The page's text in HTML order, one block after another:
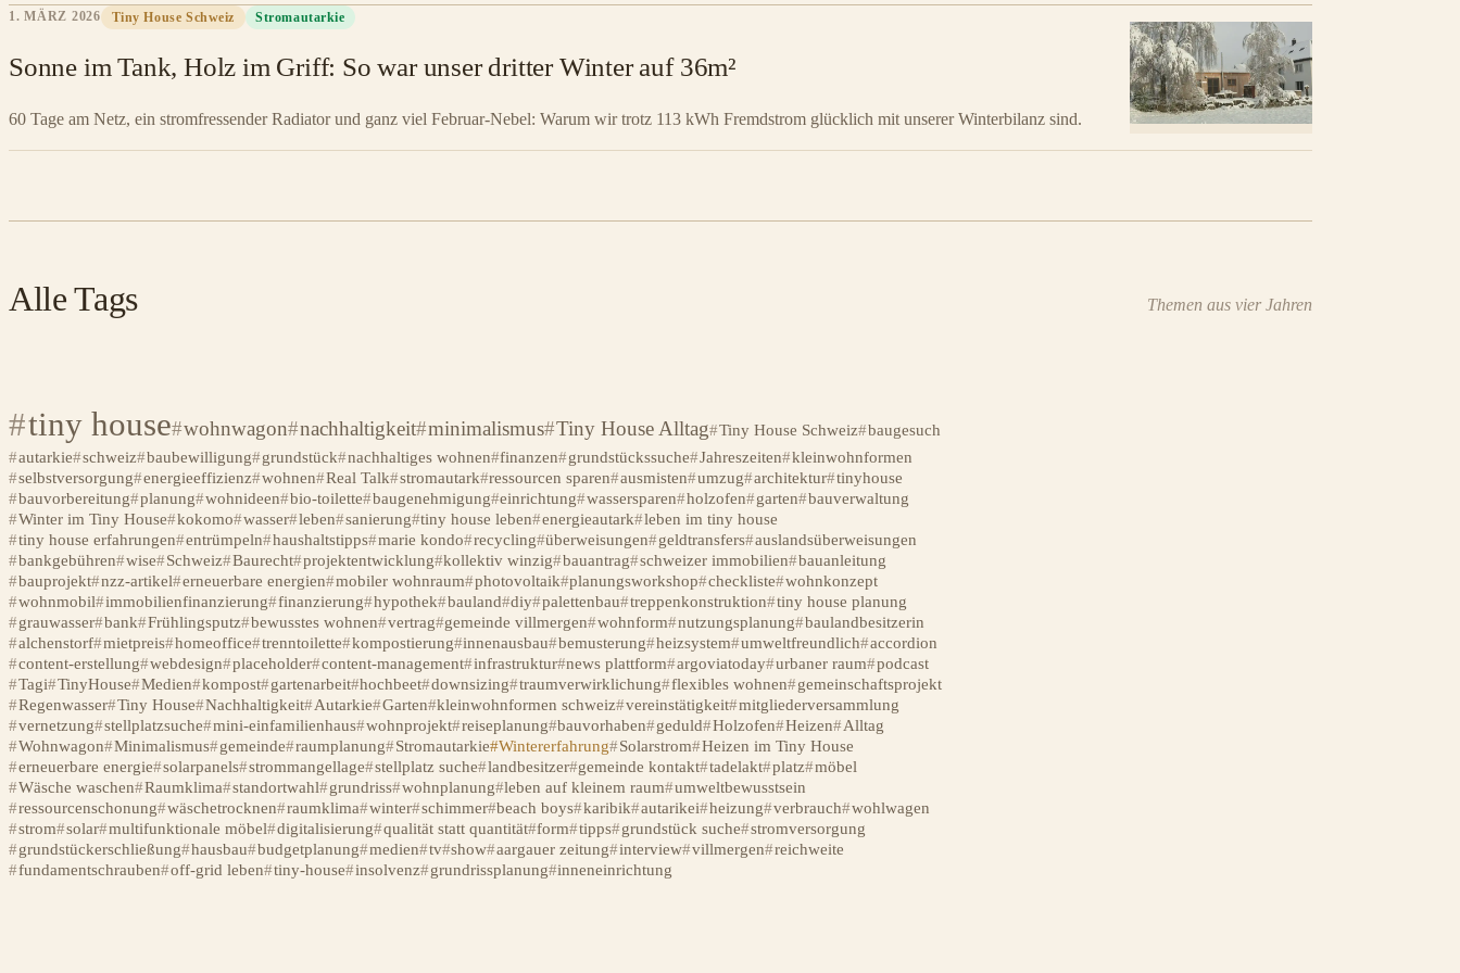
1. MÄRZ 2026 Tiny House Schweiz Stromautarkie
Sonne im Tank, Holz im Griff: So war unser dritter Winter auf 36m²
60 Tage am Netz, ein stromfressender Radiator und ganz viel Februar-Nebel: Warum wir trotz 113 kWh Fremdstrom glücklich mit unserer Winterbilanz sind.
Alle Tags Themen aus vier Jahren
tiny house wohnwagon nachhaltigkeit minimalismus Tiny House Alltag Tiny House Schweiz baugesuch
autarkie schweiz baubewilligung grundstück nachhaltiges wohnen finanzen grundstückssuche Jahreszeiten kleinwohnformen
selbstversorgung energieeffizienz wohnen Real Talk stromautark ressourcen sparen ausmisten umzug architektur tinyhouse
bauvorbereitung planung wohnideen bio-toilette baugenehmigung einrichtung wassersparen holzofen garten bauverwaltung
Winter im Tiny House kokomo wasser leben sanierung tiny house leben energieautark leben im tiny house
tiny house erfahrungen entrümpeln haushaltstipps marie kondo recycling überweisungen geldtransfers auslandsüberweisungen
bankgebühren wise Schweiz Baurecht projektentwicklung kollektiv winzig bauantrag schweizer immobilien bauanleitung
bauprojekt nzz-artikel erneuerbare energien mobiler wohnraum photovoltaik planungsworkshop checkliste wohnkonzept
wohnmobil immobilienfinanzierung finanzierung hypothek bauland diy palettenbau treppenkonstruktion tiny house planung
grauwasser bank Frühlingsputz bewusstes wohnen vertrag gemeinde villmergen wohnform nutzungsplanung baulandbesitzerin
alchenstorf mietpreis homeoffice trenntoilette kompostierung innenausbau bemusterung heizsystem umweltfreundlich accordion
content-erstellung webdesign placeholder content-management infrastruktur news plattform argoviatoday urbaner raum podcast
Tagi TinyHouse Medien kompost gartenarbeit hochbeet downsizing traumverwirklichung flexibles wohnen gemeinschaftsprojekt
Regenwasser Tiny House Nachhaltigkeit Autarkie Garten kleinwohnformen schweiz vereinstätigkeit mitgliederversammlung
vernetzung stellplatzsuche mini-einfamilienhaus wohnprojekt reiseplanung bauvorhaben geduld Holzofen Heizen Alltag
Wohnwagon Minimalismus gemeinde raumplanung Stromautarkie Wintererfahrung Solarstrom Heizen im Tiny House
erneuerbare energie solarpanels strommangellage stellplatz suche landbesitzer gemeinde kontakt tadelakt platz möbel
Wäsche waschen Raumklima standortwahl grundriss wohnplanung leben auf kleinem raum umweltbewusstsein
ressourcenschonung wäschetrocknen raumklima winter schimmer beach boys karibik autarikei heizung verbrauch wohlwagen
strom solar multifunktionale möbel digitalisierung qualität statt quantität form tipps grundstück suche stromversorgung
grundstückerschließung hausbau budgetplanung medien tv show aargauer zeitung interview villmergen reichweite
fundamentschrauben off-grid leben tiny-house insolvenz grundrissplanung inneneinrichtung